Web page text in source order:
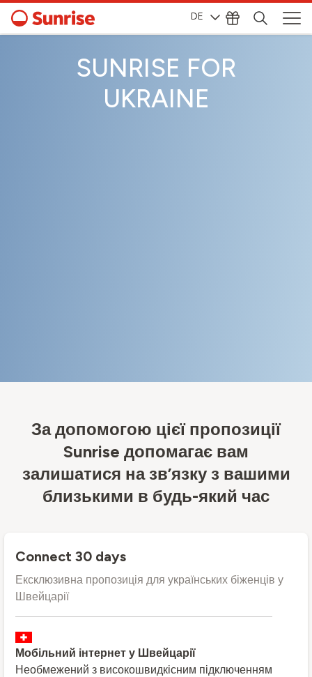
DE
SUNRISE FOR
UKRAINE
За допомогою цієї пропозиції
Sunrise допомагає вам
залишатися на зв’язку з вашими
близькими в будь-який час
Connect 30 days
Ексклюзивна пропозиція для українських біженців у
Швейцарії
Мобільний інтернет у Швейцарії
Необмежений з високошвидкісним підключенням